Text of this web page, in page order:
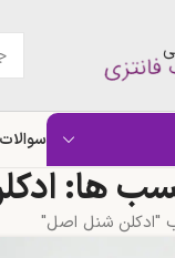
ها:
"ادکلن شنل اصل"